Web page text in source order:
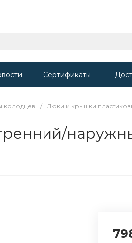
Сертификаты
колодцев / Люки и крышки